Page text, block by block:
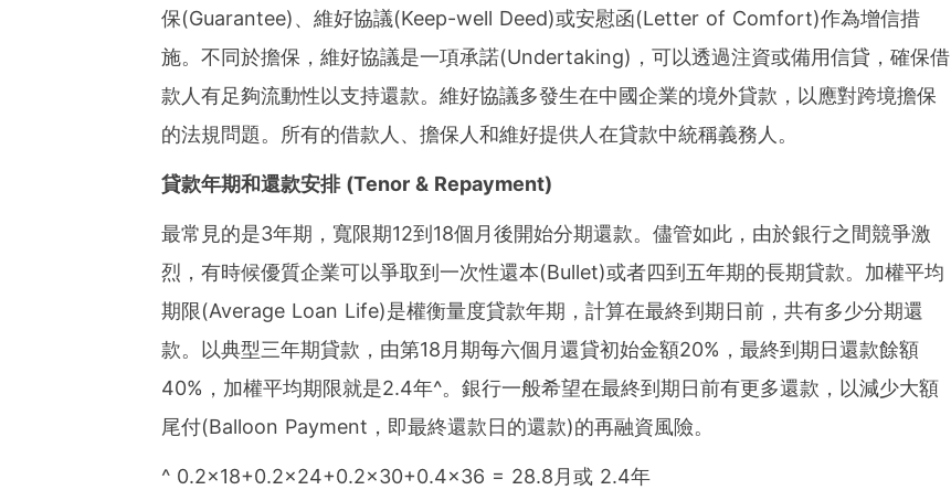
保(Guarantee)、維好協議(Keep-well Deed)或安慰函(Letter of Comfort)作為增信措
施。不同於擔保，維好協議是一項承諾(Undertaking)，可以透過注資或備用信貸，確保借
款人有足夠流動性以支持還款。維好協議多發生在中國企業的境外貸款，以應對跨境擔保
的法規問題。所有的借款人、擔保人和維好提供人在貸款中統稱義務人。
貸款年期和還款安排 (Tenor & Repayment)
最常見的是3年期，寬限期12到18個月後開始分期還款。儘管如此，由於銀行之間競爭激
烈，有時候優質企業可以爭取到一次性還本(Bullet)或者四到五年期的長期貸款。加權平均
期限(Average Loan Life)是權衡量度貸款年期，計算在最終到期日前，共有多少分期還
款。以典型三年期貸款，由第18月期每六個月還貸初始金額20%，最終到期日還款餘額
40%，加權平均期限就是2.4年^。銀行一般希望在最終到期日前有更多還款，以減少大額
尾付(Balloon Payment，即最終還款日的還款)的再融資風險。
^ 0.2×18+0.2×24+0.2×30+0.4×36 = 28.8月或 2.4年